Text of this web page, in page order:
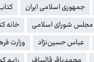
جمهوری اسلامی ایران
مجلس شورای اسلامی
خانه
عباس حسین‌نژاد
وزارت